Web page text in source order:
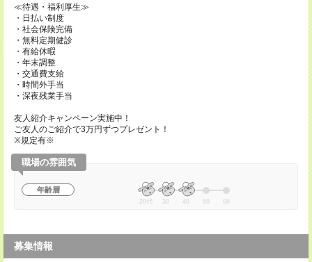
≪待遇・福利厚生≫
・日払い制度
・社会保険完備
・無料定期健診
・有給休暇
・年末調整
・交通費支給
・時間外手当
・深夜残業手当
友人紹介キャンペーン実施中！
ご友人のご紹介で3万円ずつプレゼント！
※規定有※
職場の雰囲気
年齢層
20代 30 40 50 60
募集情報